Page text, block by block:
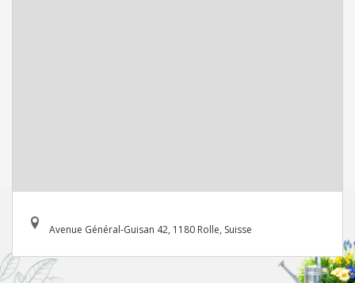
Avenue Général-Guisan 42, 1180 Rolle, Suisse